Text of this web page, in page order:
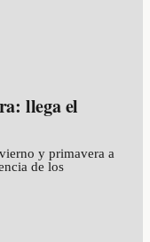
llega el
y primavera a
de los